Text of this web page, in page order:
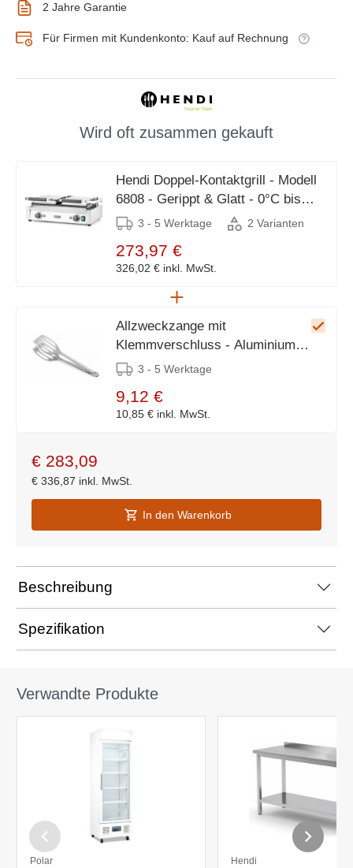
2 Jahre Garantie
Für Firmen mit Kundenkonto: Kauf auf Rechnung
Wird oft zusammen gekauft
Hendi Doppel-Kontaktgrill - Modell
6808 - Gerippt & Glatt - 0°C bis
300°C3 - 5 Werktage 2 Varianten
273,97 €
326,02 € inkl. MwSt.
Allzweckzange mit
Klemmverschluss - Aluminium -
Länge 280mm
3 - 5 Werktage
9,12 €
10,85 € inkl. MwSt.
€ 283,09
€ 336,87 inkl. MwSt.
In den Warenkorb
Beschreibung
Spezifikation
Verwandte Produkte
Polar Hendi